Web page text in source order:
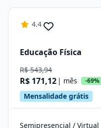
4.4
Educação Física
R$ 543,94
R$ 171,12 | mês -69%
Mensalidade grátis
Semipresencial / Virtual